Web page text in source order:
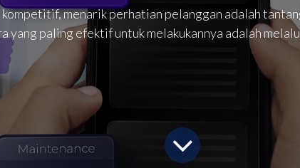
menarik perhatian pelanggan adalah
yang paling efektif untuk melakukannya adalah